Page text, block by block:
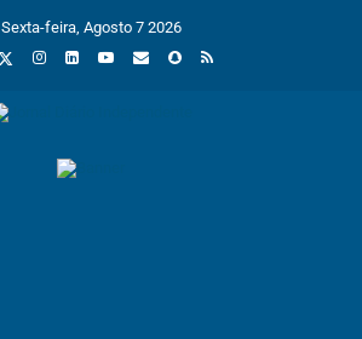
Sexta-feira, Agosto 7 2026